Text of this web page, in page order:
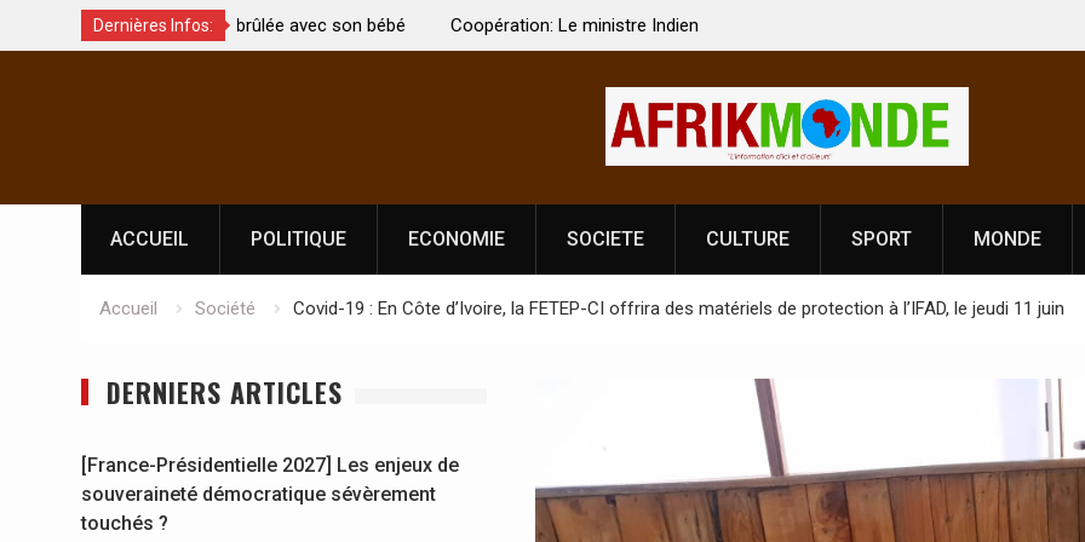
Dernières Infos:
brûlée avec son bébé
Coopération: Le ministre Indien Kirti Vardhan Singh à
Abidjan pour la célébration de la Fête de
Côte d’Ivoire, l’opérateur culturel Soldat
prononce
ACCUEIL POLITIQUE ECONOMIE SOCIETE CULTURE SPORT MONDE
Accueil Société Covid-19 : En Côte d’Ivoire, la FETEP-CI offrira des matériels de protection à l’IFAD, le jeudi 11 juin
DERNIERS ARTICLES
[France-Présidentielle 2027] Les enjeux de
souveraineté démocratique sévèrement
touchés ?